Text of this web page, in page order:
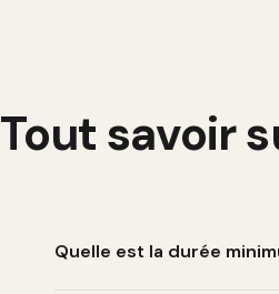
Tout savoir
Quelle est la durée